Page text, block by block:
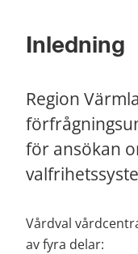
Inledning
Region
för ansökan
Vårdval
av fyra delar: